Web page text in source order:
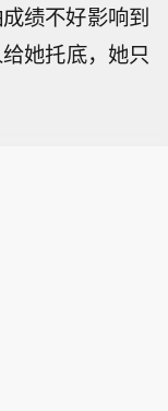
绩不好影响到
她托底，她只